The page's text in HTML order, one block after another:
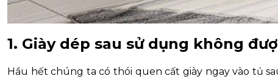
1. Giày dép sau sử dụng không
Hầu hết chúng ta có thói quen cất giày ngay vào tủ